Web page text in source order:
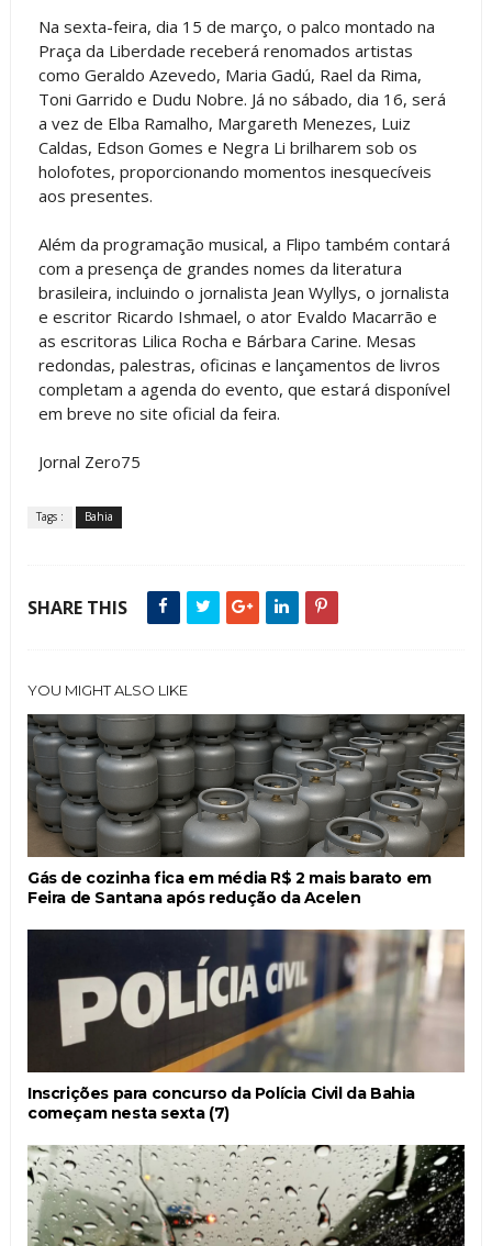
Na sexta-feira, dia 15 de março, o palco montado na
Praça da Liberdade receberá renomados artistas
como Geraldo Azevedo, Maria Gadú, Rael da Rima,
Toni Garrido e Dudu Nobre. Já no sábado, dia 16, será
a vez de Elba Ramalho, Margareth Menezes, Luiz
Caldas, Edson Gomes e Negra Li brilharem sob os
holofotes, proporcionando momentos inesquecíveis
aos presentes.
Além da programação musical, a Flipo também contará
com a presença de grandes nomes da literatura
brasileira, incluindo o jornalista Jean Wyllys, o jornalista
e escritor Ricardo Ishmael, o ator Evaldo Macarrão e
as escritoras Lilica Rocha e Bárbara Carine. Mesas
redondas, palestras, oficinas e lançamentos de livros
completam a agenda do evento, que estará disponível
em breve no site oficial da feira.
Jornal Zero75
Tags : Bahia
SHARE THIS
YOU MIGHT ALSO LIKE
Gás de cozinha fica em média R$ 2 mais barato em
Feira de Santana após redução da Acelen
Inscrições para concurso da Polícia Civil da Bahia
começam nesta sexta (7)